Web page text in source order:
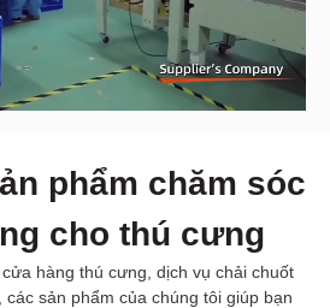
phẩm chăm sóc
cho thú cưng
hàng thú cưng, dịch vụ chải chuốt
các sản phẩm của chúng tôi giúp bạn